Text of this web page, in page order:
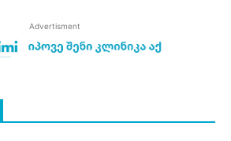
Advertisment